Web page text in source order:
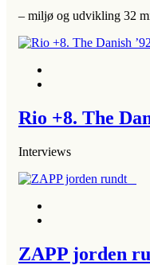
– miljø og udvikling 32
Rio +8. The
Interviews
ZAPP jorden